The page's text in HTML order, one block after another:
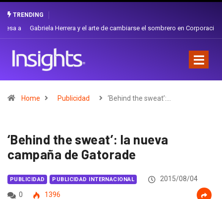
TRENDING
Gabriela Herrera y el arte de cambiarse el sombrero en Corporación
Home Publicidad ‘Behind the sweat’:…
‘Behind the sweat’: la nueva
campaña de Gatorade
PUBLICIDAD PUBLICIDAD INTERNACIONAL
2015/08/04
0
1396